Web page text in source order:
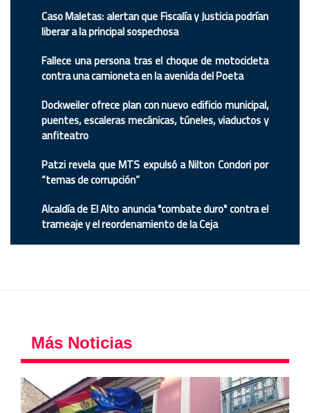
Caso Maletas: alertan que Fiscalía y Justicia podrían
liberar a la principal sospechosa
Fallece una persona tras el choque de motocicleta
contra una camioneta en la avenida del Poeta
Dockweiler ofrece plan con nuevo edificio municipal,
puentes, escaleras mecánicas, túneles, viaductos y
anfiteatro
Patzi revela que MTS expulsó a Nilton Condori por
“temas de corrupción”
Alcaldía de El Alto anuncia "combate duro" contra el
trameaje y el reordenamiento de la Ceja
Más Noticias